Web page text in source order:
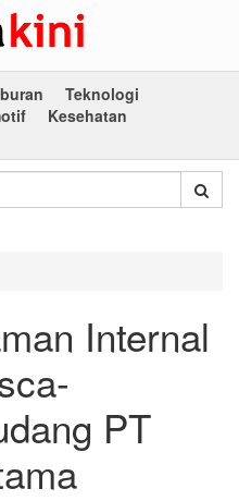
Teknologi
Kesehatan
Internal
PT